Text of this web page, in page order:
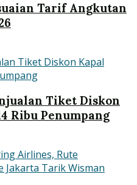
Tarif Angkutan
Tiket Diskon
Ribu Penumpang